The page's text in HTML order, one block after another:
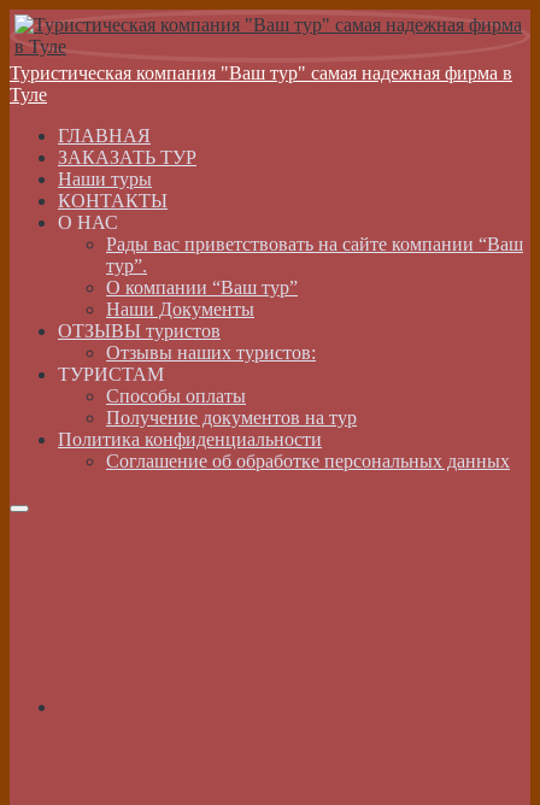
Туристическая компания "Ваш тур" самая надежная фирма в
Туле
ГЛАВНАЯ
ЗАКАЗАТЬ ТУР
Наши туры
КОНТАКТЫ
О НАС
Рады вас приветствовать на сайте компании “Ваш
тур”.
О компании “Ваш тур”
Наши Документы
ОТЗЫВЫ туристов
Отзывы наших туристов:
ТУРИСТАМ
Способы оплаты
Получение документов на тур
Политика конфиденциальности
Соглашение об обработке персональных данных